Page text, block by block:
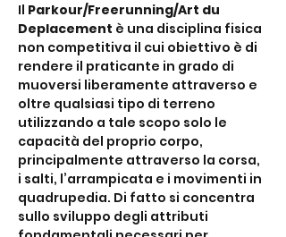
Il Parkour/Freerunning/Art du
Deplacement è una disciplina fisica
non competitiva il cui obiettivo è di
rendere il praticante in grado di
muoversi liberamente attraverso e
oltre qualsiasi tipo di terreno
utilizzando a tale scopo solo le
capacità del proprio corpo,
principalmente attraverso la corsa,
i salti, l’arrampicata e i movimenti in
quadrupedia. Di fatto si concentra
sullo sviluppo degli attributi